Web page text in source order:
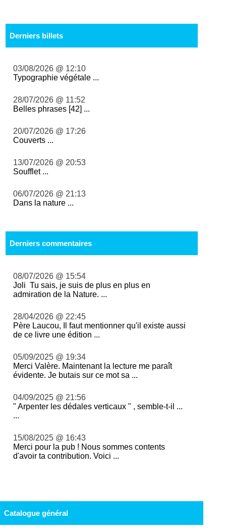
Derniers billets
03/08/2026 @ 12:10
Typographie végétale ...
28/07/2026 @ 11:52
Belles phrases [42] ...
20/07/2026 @ 17:26
Couverts ...
13/07/2026 @ 20:53
Soufflet ...
06/07/2026 @ 21:13
Dans la nature ...
Derniers commentaires
08/07/2026 @ 15:54
Joli Tu sais, je suis de plus en plus en
admiration de la Nature. ...
28/04/2026 @ 22:45
Père Laucou, Il faut mentionner qu'il existe aussi
de ce livre une édition ...
05/09/2025 @ 19:34
Merci Valère. Maintenant la lecture me paraît
évidente. Je butais sur ce mot sa ...
04/09/2025 @ 21:56
" Arpenter les dédales verticaux " , semble-t-il ...
...
15/08/2025 @ 16:43
Merci pour la pub ! Nous sommes contents
d'avoir ta contribution. Voici ...
Catalogue général